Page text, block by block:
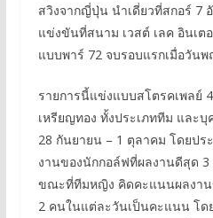
สวิงจากญี่ปุ่น นำเดี่ยวที่สกอร์ 7
แข่งขันที่สนาม เวสต์ เลค อินเต
แบบพาร์ 72 จบรอบแรกเมื่อวัน
รายการนี้แข่งแบบสโตรคเพลย์
เหรียญทอง ทั้งประเภททีม และ
28 กันยายน – 1 ตุลาคม โดยป
งานของนักกอล์ฟที่ผลงานดีสุด
ขณะที่ทีมหญิง คิดคะแนนผลงา
2 คนในแต่ละวันเป็นคะแนน โ